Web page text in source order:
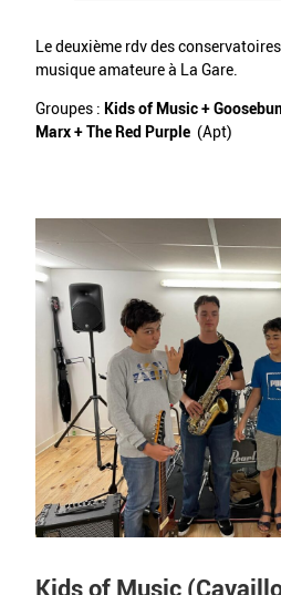
Le deuxième rdv des
musique amateure à La Gare.
Groupes : Kids of Music +
Marx + The Red Purple (Apt)